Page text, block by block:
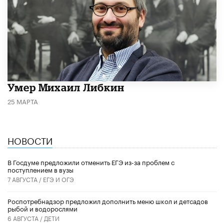
​Умер Михаил Либкин
25 МАРТА
НОВОСТИ
В Госдуме предложили отменить ЕГЭ из-за проблем с
поступлением в вузы
7 АВГУСТА / ЕГЭ И ОГЭ
Роспотребнадзор предложил дополнить меню школ и детсадов
рыбой и водорослями
6 АВГУСТА / ДЕТИ